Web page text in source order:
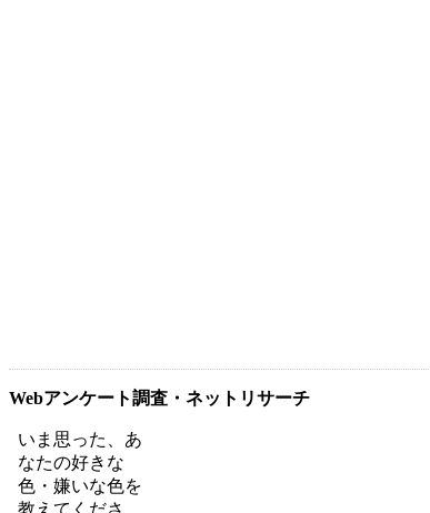
Webアンケート調査・ネットリサーチ